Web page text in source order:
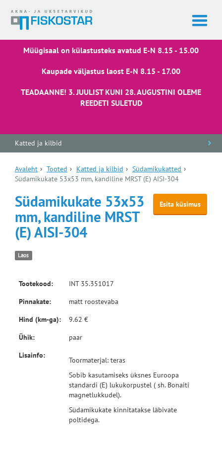
Müügisaal on külastusteks avatud E-N 8.15 - 15.00
Kaupade väljastus laost E-N 8.15 - 17.00
TEADAANNE! 3. JUULIST KUNI 28. AUGUSTINI OLEME
REEDETI SULETUD
Katted ja kilbid
Avaleht › Tooted › Katted ja kilbid › Südamikukatted ›
Südamikukate 53x53 mm, kandiline MRST (E) AISI-304
Esita küsimus
Südamikukate 53x53
mm, kandiline MRST
(E) AISI-304
Laos
Tootekood:
INT 35.351017
Pinnakate:
matt roostevaba
Hind (km-ga):
9.62 €
Ühik:
paar
Lisainfo:
Toormaterjal: teras
Sobib kasutamiseks üksnes Euroopa
standardi (E) lukukorpustel ( sh. Bonaiti
magnetlukkudel).
Südamikukate kinnitatakse läbivate
poltidega.